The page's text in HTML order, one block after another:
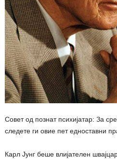
Совет од познат психијатар: За
следете ги овие пет едноставни
Карл Јунг беше влијателен